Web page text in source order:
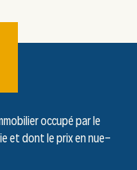
occupé par le
et dont le prix en nue-